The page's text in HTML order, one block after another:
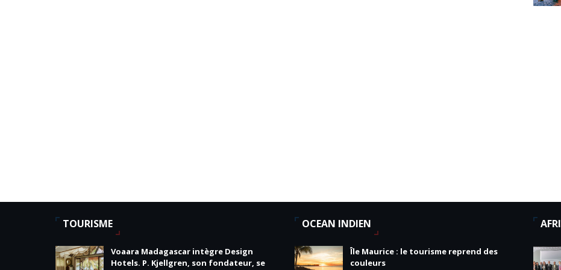
TOURISME
Voaara Madagascar intègre Design
Hotels. P. Kjellgren, son fondateur, se
OCEAN INDIEN
Île Maurice : le tourisme reprend des
couleurs